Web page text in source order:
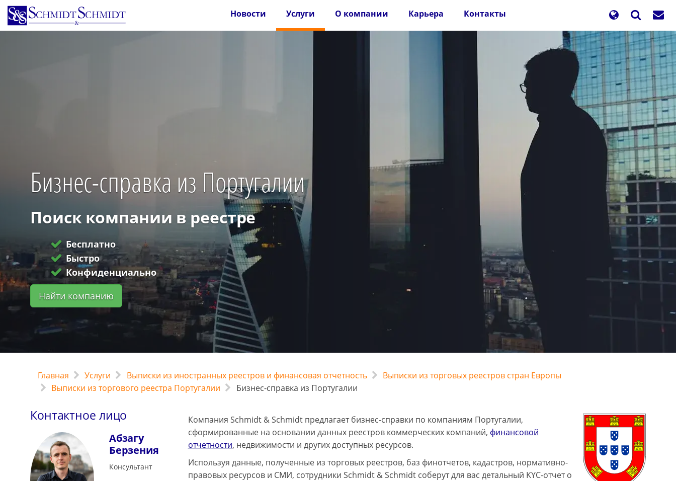
Перейти
основному
Новости Услуги О компании Карьера Контакты
Бизнес-справка из Португалии
Поиск компании в реестре
Бесплатно
Быстро
Конфиденциально
Найти компанию
Главная Услуги Выписки из иностранных реестров и финансовая отчетность
Выписки из торговых реестров стран Европы
Выписки из торгового реестра Португалии
Бизнес-справка из Португалии
Контактное лицо
Абзагу
Берзения
Консультант
Компания Schmidt & Schmidt предлагает бизнес-справки по компаниям Португалии,
сформированные на основании данных реестров коммерческих компаний, финансовой
отчетности, недвижимости и других доступных ресурсов.
Используя данные, полученные из торговых реестров, баз финотчетов, кадастров, нормативно-
правовых ресурсов и СМИ, сотрудники Schmidt & Schmidt соберут для вас детальный KYC-отчет о